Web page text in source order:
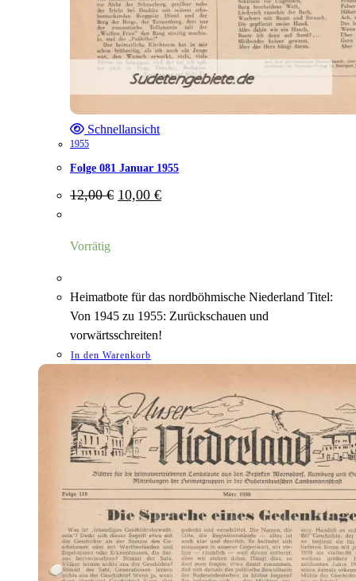
Schnellansicht
1955
Folge 081 Januar 1955
12,00€ Ursprünglicher
Preis
10,00 €Aktueller
Preis
Vorrätig
Heimatbote für das nordböhmische Niederland Titel:
Von 1945 zu 1955: Zurückschauen und
vorwärtsschreiten!
In den Warenkorb